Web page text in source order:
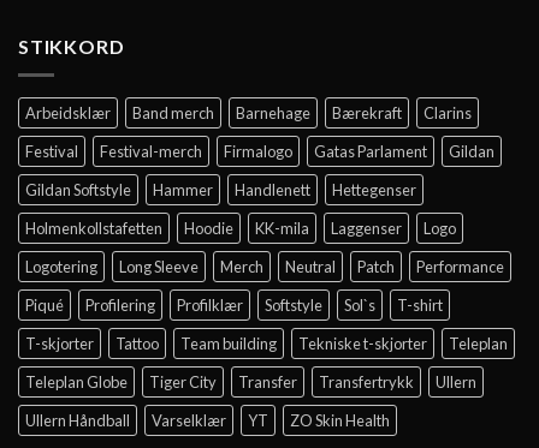
STIKKORD
Arbeidsklær Band merch Barnehage Bærekraft
Clarins
Festival
Festival-merch Firmalogo Gatas Parlament
Gildan
Gildan Softstyle
Hammer Handlenett
Hettegenser
Holmenkollstafetten
Hoodie KK-mila Laggenser
Logo
Logotering
Long Sleeve Merch Neutral Patch
Performance
Piqué
Profilering Profilklær Softstyle Sol`s
T-shirt
T-skjorter
Tattoo Team building Tekniske t-skjorter
Teleplan
Teleplan Globe
Tiger City Transfer Transfertrykk
Ullern
Ullern Håndball
Varselklær YT ZO Skin Health